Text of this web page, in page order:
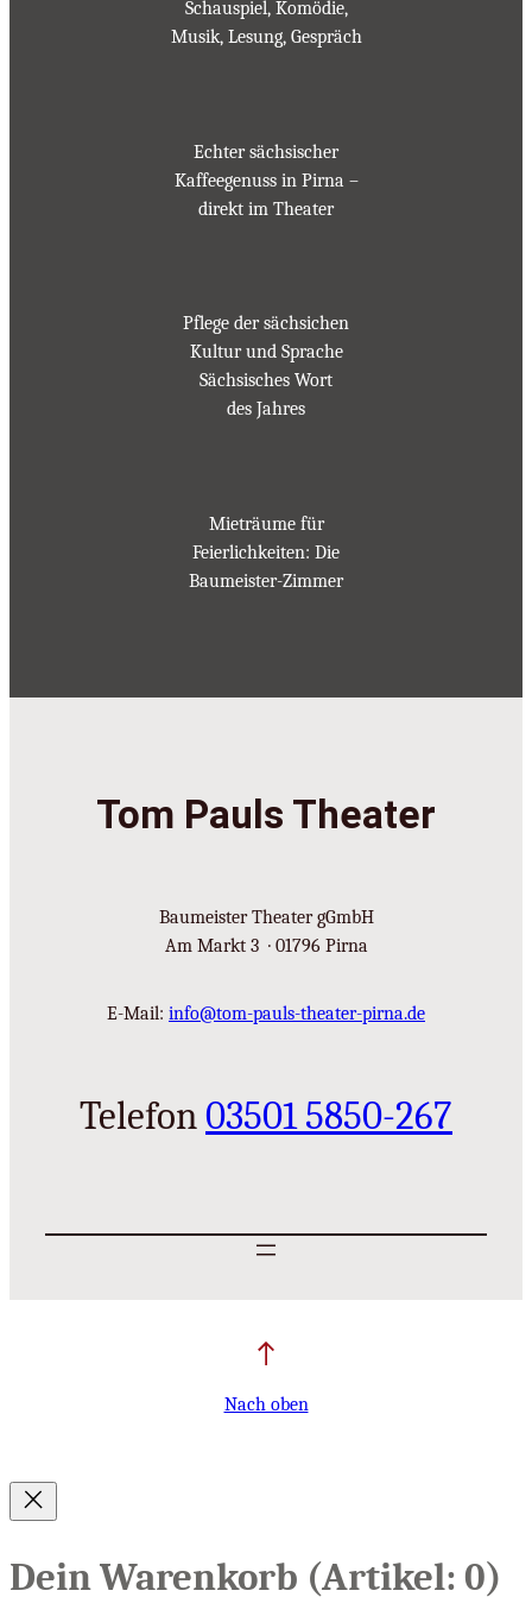
Schauspiel, Komödie,
Musik, Lesung, Gespräch
Echter sächsischer
Kaffeegenuss in Pirna –
direkt im Theater
Pflege der sächsichen
Kultur und Sprache
Sächsisches Wort
des Jahres
Mieträume für
Feierlichkeiten: Die
Baumeister-Zimmer
Tom Pauls Theater
Baumeister Theater gGmbH
Am Markt 3 · 01796 Pirna
E-Mail: info@tom-pauls-theater-pirna.de
Telefon03501 5850-267
Nach oben
Dein Warenkorb (Artikel: 0)